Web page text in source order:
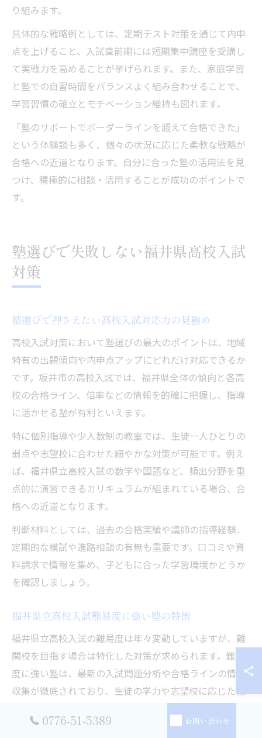
り組みます。
具体的な戦略例としては、定期テスト対策を通じて内申
点を上げること、入試直前期には短期集中講座を受講し
て実戦力を高めることが挙げられます。また、家庭学習
と塾での自習時間をバランスよく組み合わせることで、
学習習慣の確立とモチベーション維持も図れます。
「塾のサポートでボーダーラインを超えて合格できた」
という体験談も多く、個々の状況に応じた柔軟な戦略が
合格への近道となります。自分に合った塾の活用法を見
つけ、積極的に相談・活用することが成功のポイントで
す。
塾選びで失敗しない福井県高校入試
対策
塾選びで押さえたい高校入試対応力の見極め
高校入試対策において塾選びの最大のポイントは、地域
特有の出題傾向や内申点アップにどれだけ対応できるか
です。坂井市の高校入試では、福井県全体の傾向と各高
校の合格ライン、倍率などの情報を的確に把握し、指導
に活かせる塾が有利といえます。
特に個別指導や少人数制の教室では、生徒一人ひとりの
弱点や志望校に合わせた細やかな対策が可能です。例え
ば、福井県立高校入試の数学や国語など、頻出分野を重
点的に演習できるカリキュラムが組まれている場合、合
格への近道となります。
判断材料としては、過去の合格実績や講師の指導経験、
定期的な模試や進路相談の有無も重要です。口コミや資
料請求で情報を集め、子どもに合った学習環境かどうか
を確認しましょう。
福井県立高校入試難易度に強い塾の特徴
福井県立高校入試の難易度は年々変動していますが、難
関校を目指す場合は特化した対策が求められます。難易
度に強い塾は、最新の入試問題分析や合格ラインの情報
収集が徹底されており、生徒の学力や志望校に応じた戦
0776-51-5389 お問い合わせ